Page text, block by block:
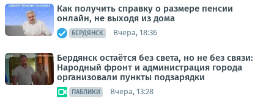
Как получить справку о размере пенсии
онлайн, не выходя из дома
БЕРДЯНСК Вчера, 18:36
Бердянск остаётся без света, но не без связи:
Народный фронт и администрация города
организовали пункты подзарядки
ПАБЛИКИ Вчера, 13:28